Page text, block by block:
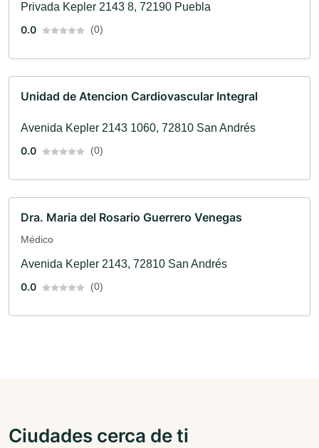
Privada Kepler 2143 8, 72190 Puebla
0.0
(0)
Unidad de Atencion Cardiovascular Integral
Avenida Kepler 2143 1060, 72810 San Andrés
0.0
(0)
Dra. Maria del Rosario Guerrero Venegas
Médico
Avenida Kepler 2143, 72810 San Andrés
0.0
(0)
Ciudades cerca de ti